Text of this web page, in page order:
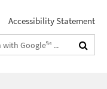
Accessibility Statement